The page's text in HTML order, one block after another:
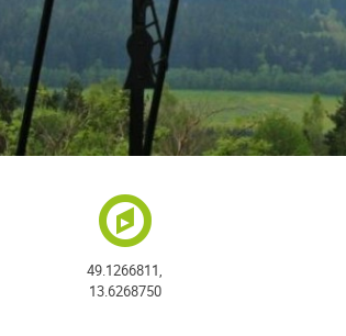
49.1266811,
13.6268750
Javorník (1066 m
polohou
více
Penzion Kvítko